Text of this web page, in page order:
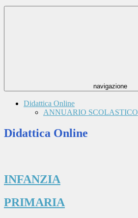
navigazione
Didattica Online
ANNUARIO SCOLASTICO
Didattica Online
INFANZIA
PRIMARIA